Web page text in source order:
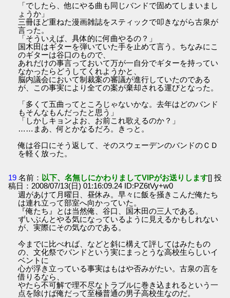
「でしたら、他にやる曲も同じバンドで固めてしまいまし
ょうか」
三冊ほど重ねた漫画雑誌をスティックで叩きながら古泉が
言った。
「そういえば、具体的に何曲やるの？」
国木田はギターを弾いていた手を止めて言う。ちなみにこ
のギターは谷口のもので、
あれだけの事言っておいて万が一自分でギターを持ってい
なかったらどうしてくれようかと、
脳内議会において制裁案の審議が進行していたのである
が、この事実により全ての案が棄却される運びとなった。
「多くて五曲ってところじゃないかな。去年はどのバンド
もそんなもんだったと思う」
「しかしキョンよお、お前これ歌えるのか？」
……まあ、何とかなるだろ。きっと。
俺は谷口にそう返して、そのスウェーデンのバンドのＣＤ
を軽く放った。
19 名前： 以下、名無しにかわりましてVIPがお送りします[] 投
稿日：2008/07/13(日) 01:16:09.24 ID:PZ6tVy+w0
週があけて月曜日、昼休み。早々に飯を掻きこんだ俺たち
は連れ立って部室へ向かっていた。
『俺たち』とは当然俺、谷口、国木田の三人である。
ずいぶんとやる気になっているように見えるかもしれない
が、実際にその気なのである。
今までに比べれば、などと斜に構えて評してはみたもの
の、文化祭でバンドという実にまっとうな高校生らしいイ
ベントに
心が浮き立っている事実はもはや否みがたい。古泉の言を
借りるなら、
やたら不可解で理不尽なトラブルに巻き込まれるという一
点を除けば俺だって至極普通の男子高校生なのだ。